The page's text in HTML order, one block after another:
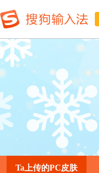
Ta上传的PC皮肤